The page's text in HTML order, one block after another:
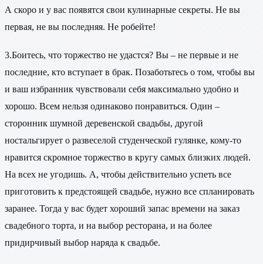
А скоро и у вас появятся свои кулинарные секреты. Не вы
первая, не вы последняя. Не робейте!
3.Боитесь, что торжество не удастся? Вы – не первые и не
последние, кто вступает в брак. Позаботьтесь о том, чтобы вы
и ваш избранник чувствовали себя максимально удобно и
хорошо. Всем нельзя одинаково понравиться. Один –
сторонник шумной деревенской свадьбы, другой
ностальгирует о развеселой студенческой гулянке, кому-то
нравится скромное торжество в кругу самых близких людей.
На всех не угодишь. А, чтобы действительно успеть все
приготовить к предстоящей свадьбе, нужно все спланировать
заранее. Тогда у вас будет хороший запас времени на заказ
свадебного торта, и на выбор ресторана, и на более
придирчивый выбор наряда к свадьбе.